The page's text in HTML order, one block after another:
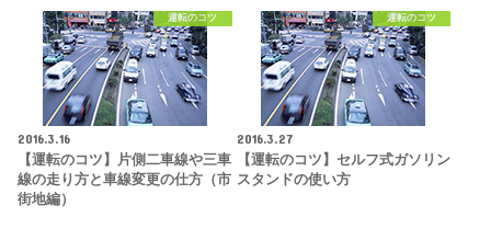
運転のコツ
2016.3.16
【運転のコツ】片側二車線や三車
線の走り方と車線変更の仕方（市
街地編）
運転のコツ
2016.3.27
【運転のコツ】セルフ式ガソリン
スタンドの使い方